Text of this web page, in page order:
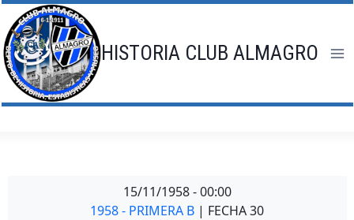
Saltar
al
contenido
HISTORIA CLUB ALMAGRO
15/11/1958 - 00:00
1958 - PRIMERA B | FECHA 30